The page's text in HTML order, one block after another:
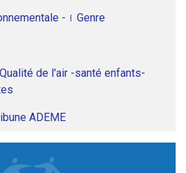
- Genre
de l'air -santé enfants-
ADEME